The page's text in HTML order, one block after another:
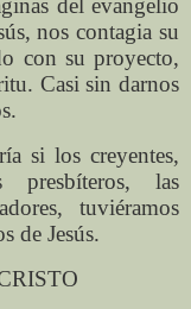
del evangelio
nos contagia su
con su proyecto,
Casi sin darnos
si los creyentes,
presbíteros, las
tuviéramos
de Jesús.